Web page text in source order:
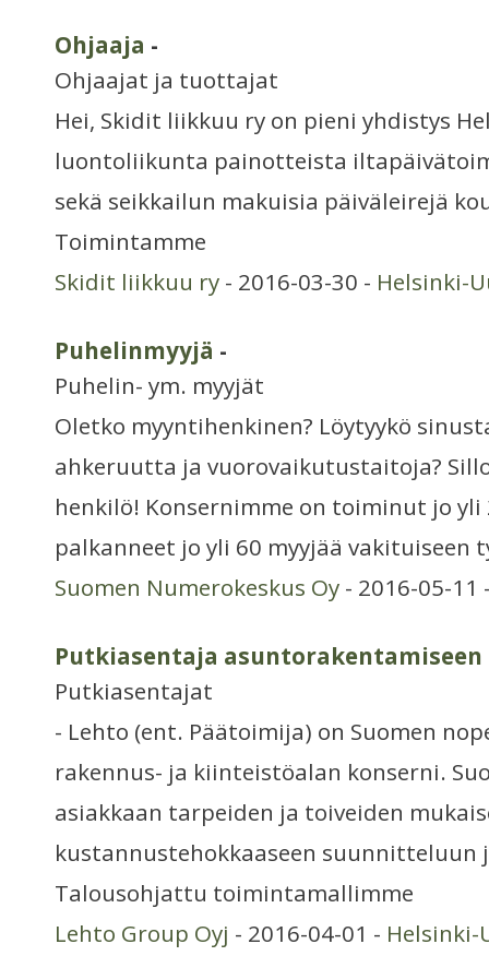
Ohjaaja -
Ohjaajat ja tuottajat
Hei, Skidit liikkuu ry on pieni yhdistys
luontoliikunta painotteista
sekä seikkailun makuisia päiväleirejä
Toimintamme
Skidit liikkuu ry - 2016-03-30 - Helsinki-
Puhelinmyyjä -
Puhelin- ym. myyjät
Oletko myyntihenkinen? Löytyykö
ahkeruutta ja vuorovaikutustaitoja?
henkilö! Konsernimme on toiminut jo
palkanneet jo yli 60 myyjää vakituiseen
Suomen Numerokeskus Oy - 2016-05-11
Putkiasentaja asuntorakentamiseen
Putkiasentajat
- Lehto (ent. Päätoimija) on Suomen
rakennus- ja kiinteistöalan konserni.
asiakkaan tarpeiden ja toiveiden
kustannustehokkaaseen suunnitteluun
Talousohjattu toimintamallimme
Lehto Group Oyj - 2016-04-01 - Helsinki-